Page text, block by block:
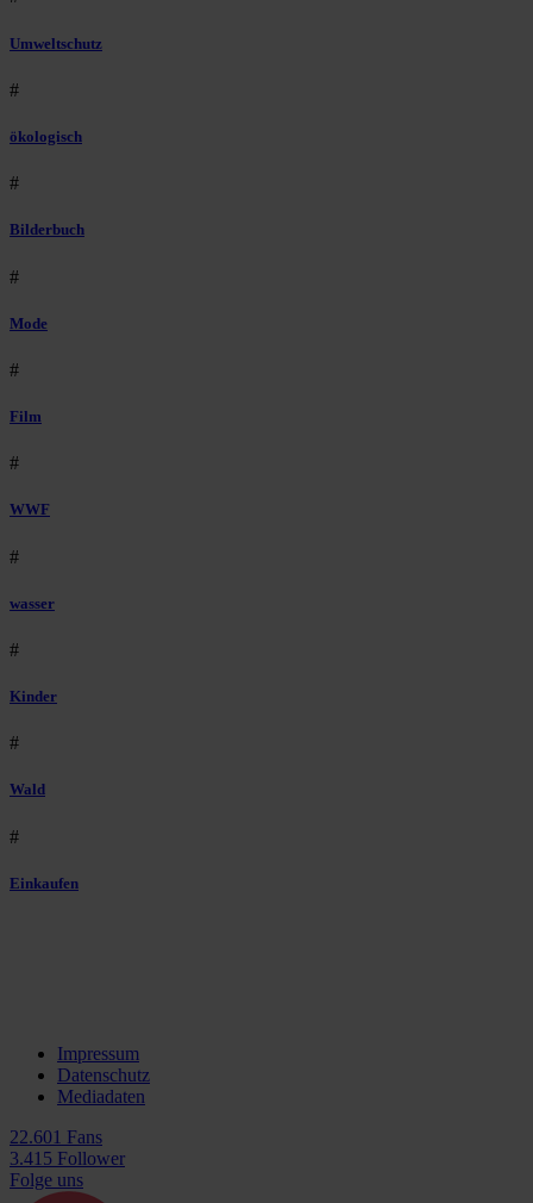
Umweltschutz
#
ökologisch
#
Bilderbuch
#
Mode
#
Film
#
WWF
#
wasser
#
Kinder
#
Wald
#
Einkaufen
Impressum
Datenschutz
Mediadaten
22.601 Fans
3.415 Follower
Folge uns